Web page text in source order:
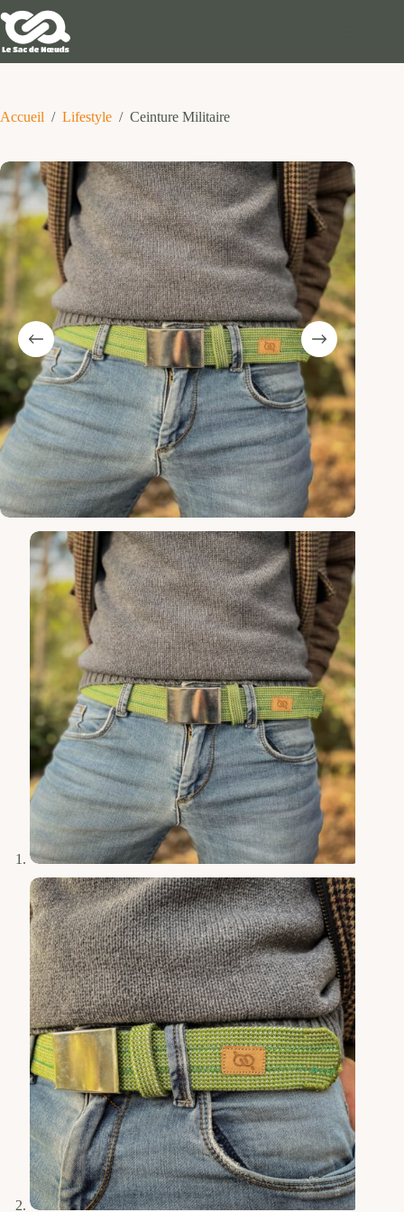
au
contenu
Accueil / Lifestyle / Ceinture Militaire